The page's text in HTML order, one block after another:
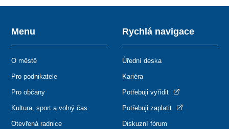
Menu
O městě
Pro podnikatele
Pro občany
Kultura, sport a volný čas
Otevřená radnice
Rychlá navigace
Úřední deska
Kariéra
Potřebuji vyřídit
Potřebuji zaplatit
Diskuzní fórum